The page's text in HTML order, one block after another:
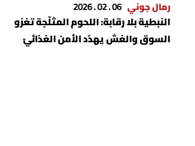
رمال جوني 06 . 02 . 2026
النبطية بلا رقابة: اللحوم المثلّجة تغزو
السوق والغش يهدّد الأمن الغذائيّ